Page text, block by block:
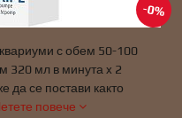
0%
с обем 50-100
320 мл в минута x 2
да се постави както
повече